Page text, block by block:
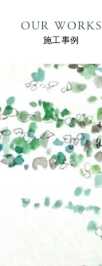
OUR WORKS
施工事例